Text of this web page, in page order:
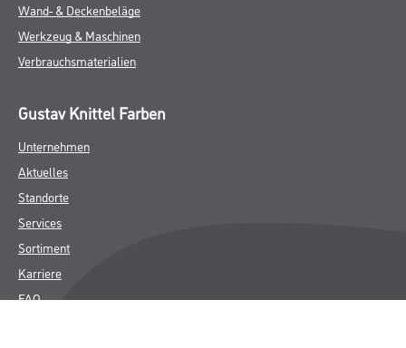
Wand- & Deckenbeläge
Werkzeug & Maschinen
Verbrauchsmaterialien
Gustav Knittel Farben
Unternehmen
Aktuelles
Standorte
Services
Sortiment
Karriere
FAQ